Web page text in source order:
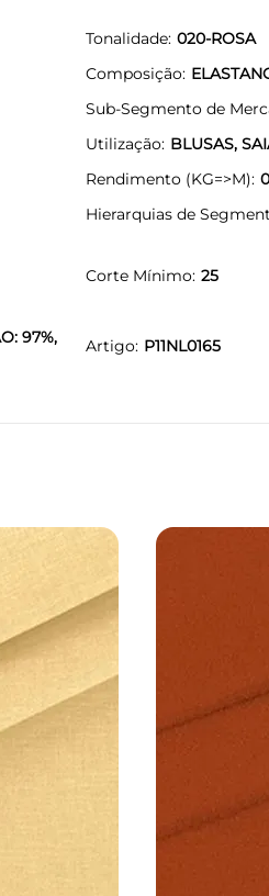
Tonalidade 020-ROSA
Composição
Sub-Segmento de
Utilização BLUSAS,
Rendimento (KG=>M)
Hierarquias de
Corte Mínimo 25
97%,
Artigo P11NL0165